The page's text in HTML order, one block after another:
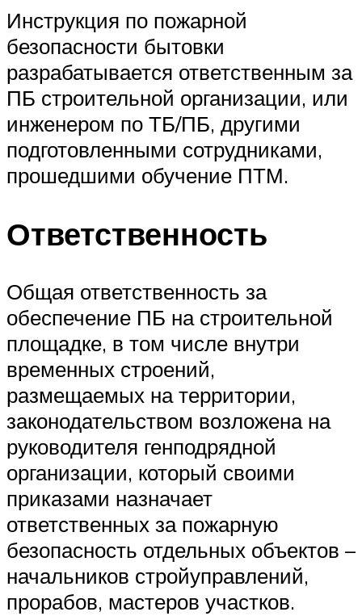
Инструкция по пожарной
безопасности бытовки
разрабатывается ответственным за
ПБ строительной организации, или
инженером по ТБ/ПБ, другими
подготовленными сотрудниками,
прошедшими обучение ПТМ.
Ответственность
Общая ответственность за
обеспечение ПБ на строительной
площадке, в том числе внутри
временных строений,
размещаемых на территории,
законодательством возложена на
руководителя генподрядной
организации, который своими
приказами назначает
ответственных за пожарную
безопасность отдельных объектов –
начальников стройуправлений,
прорабов, мастеров участков.